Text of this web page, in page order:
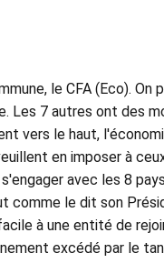
le CFA (Eco).
Les 7 autres ont des
vers le haut,
en imposer à
avec les 8
comme le dit son
à une entité de
excédé par le